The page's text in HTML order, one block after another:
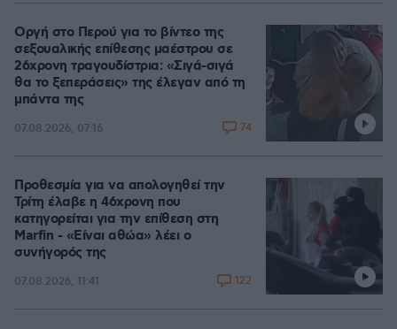
Οργή στο Περού για το βίντεο της
σεξουαλικής επίθεσης μαέστρου σε
26χρονη τραγουδίστρια: «Σιγά-σιγά
θα το ξεπεράσεις» της έλεγαν από τη
μπάντα της
07.08.2026, 07:16 74
Προθεσμία για να απολογηθεί την
Τρίτη έλαβε η 46χρονη που
κατηγορείται για την επίθεση στη
Marfin - «Είναι αθώα» λέει ο
συνήγορός της
07.08.2026, 11:41 122